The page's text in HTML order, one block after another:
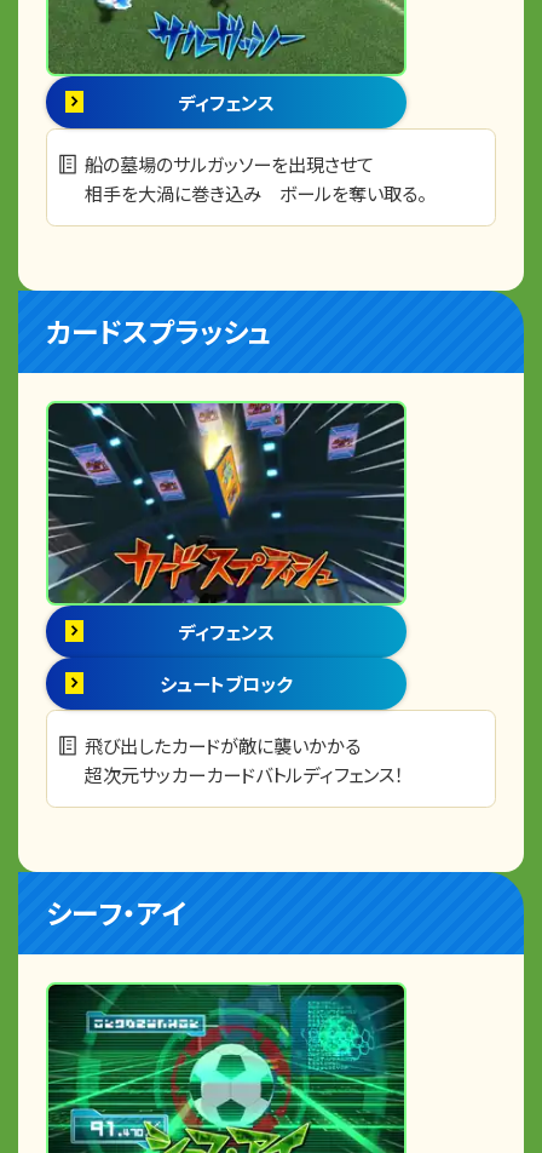
ディフェンス
船の墓場のサルガッソーを出現させて
相手を大渦に巻き込み ボールを奪い取る。
カードスプラッシュ
ディフェンス
シュートブロック
飛び出したカードが敵に襲いかかる
超次元サッカーカードバトルディフェンス！
シーフ・アイ